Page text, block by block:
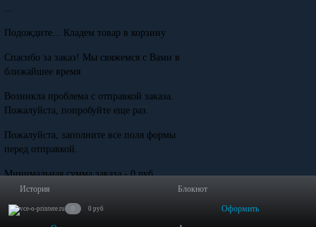
История Блокнот
0 0 руб
Оформить
Подождите... Кладем товар в корзину
Спасибо за заказ! Мы свяжемся с Вами в
ближайшее время
Возникла проблема с отправкой заказа.
Пожалуйста, попробуйте еще раз.
Пожалуйста, заполните все поля формы
перед отправкой.
Минимальная сумма заказа - 0 руб.